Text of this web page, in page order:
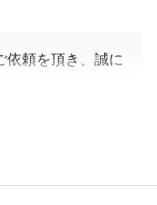
依頼を頂き、誠に
らお気軽にお申し